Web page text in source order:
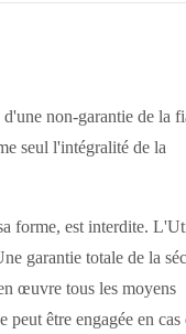
d'une non-garantie de la
seul l'intégralité de la
forme, est interdite.
garantie totale de la
œuvre tous les moyens
être engagée en cas